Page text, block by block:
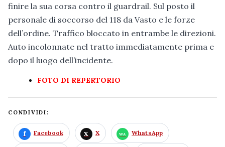
finire la sua corsa contro il guardrail. Sul posto il
personale di soccorso del 118 da Vasto e le forze
dell’ordine. Traffico bloccato in entrambe le direzioni.
Auto incolonnate nel tratto immediatamente prima e
dopo il luogo dell’incidente.
FOTO DI REPERTORIO
CONDIVIDI:
Facebook X WhatsApp